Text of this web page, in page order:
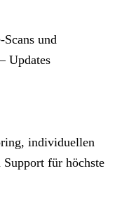
und
Updates
individuellen
für höchste